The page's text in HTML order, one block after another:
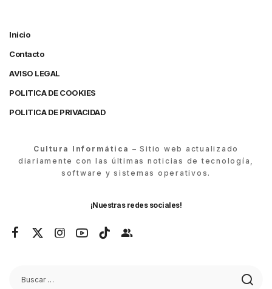
Inicio
Contacto
AVISO LEGAL
POLITICA DE COOKIES
POLITICA DE PRIVACIDAD
Cultura Informática – Sitio web actualizado
diariamente con las últimas noticias de tecnología,
software y sistemas operativos.
¡Nuestras redes sociales!